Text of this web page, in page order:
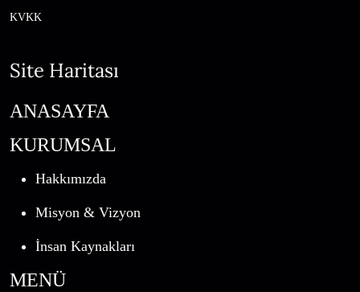
KVKK
Site Haritası
ANASAYFA
KURUMSAL
Hakkımızda
Misyon & Vizyon
İnsan Kaynakları
MENÜ